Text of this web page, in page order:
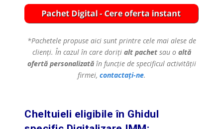
*Pachetele propuse aici sunt printre cele mai alese de
clienți. În cazul în care doriți alt pachetsau o altă
ofertă personalizatăîn funcție de specificul activității
firmei, contactați-ne.
Cheltuieli eligibile în Ghidul